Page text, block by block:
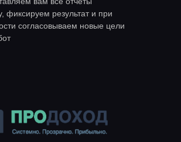
фиксируем результат и при
согласовываем новые цели